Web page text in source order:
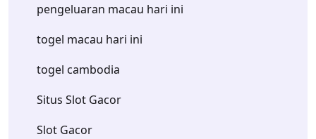
pengeluaran macau hari ini
togel macau hari ini
togel cambodia
Situs Slot Gacor
Slot Gacor